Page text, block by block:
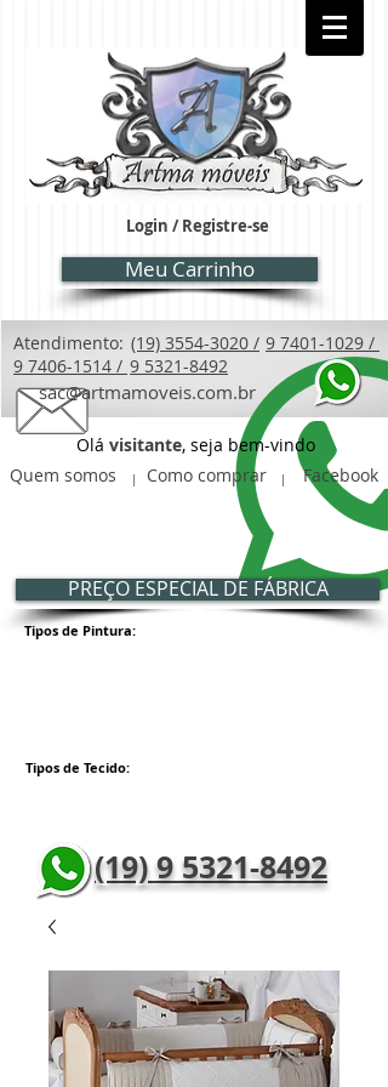
Login / Registre-se
Meu Carrinho
Atendimento:
sac@artmamoveis.com.br
(19) 3554-3020 / 9 7401-1029 /
9 5321-8492
9 7406-1514 /
Olá visitante, seja bem-vindo
Quem somos
Como comprar Facebook
PREÇO ESPECIAL DE FÁBRICA
Tipos de Pintura:
Tipos de Tecido:
(19) 9 5321-8492